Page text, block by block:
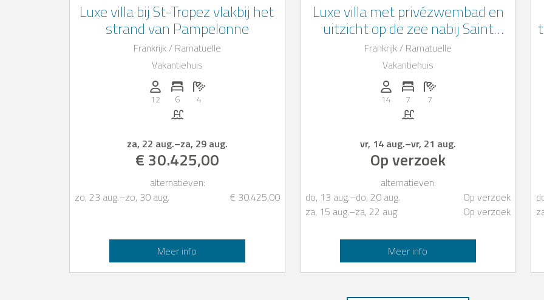
Luxe villa bij St-Tropez vlakbij het
strand van Pampelonne
Frankrijk / Ramatuelle
Vakantiehuis
Personen (max.): 12
12
Aantal slaapkamers: 6
6
Aantal badkamers: 4
4
Zwembad
za, 22 aug.–za, 29 aug.
€ 30.425,00
alternatieven:
zo, 23 aug.–zo, 30 aug. € 30.425,00
Meer info
Luxe villa met privézwembad en
uitzicht op de zee nabij Saint
Tropez
Frankrijk / Ramatuelle
Vakantiehuis
Personen (max.): 14
14
Aantal slaapkamers: 7
7
Aantal badkamers: 7
7
Zwembad
vr, 14 aug.–vr, 21 aug.
Op verzoek
alternatieven:
do, 13 aug.–do, 20 aug.
Op verzoek
za, 15 aug.–za, 22 aug. Op verzoek
Meer info